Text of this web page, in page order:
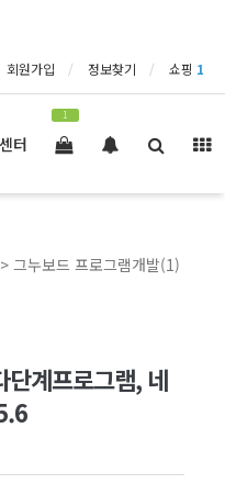
회원가입 정보찾기 쇼핑 1
1
터
> 그누보드 프로그램개발(1)
계프로그램, 네